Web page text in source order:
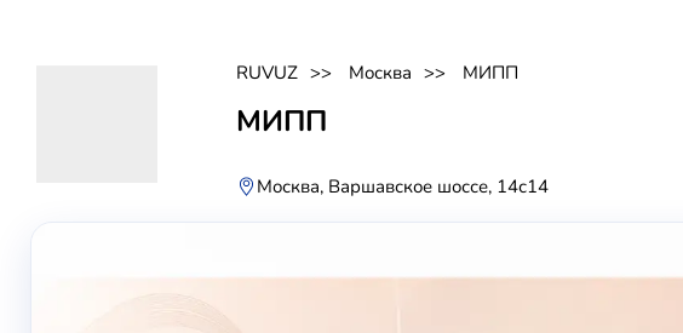
RUVUZ Москва МИПП
МИПП
Москва, Варшавское шоссе, 14с14